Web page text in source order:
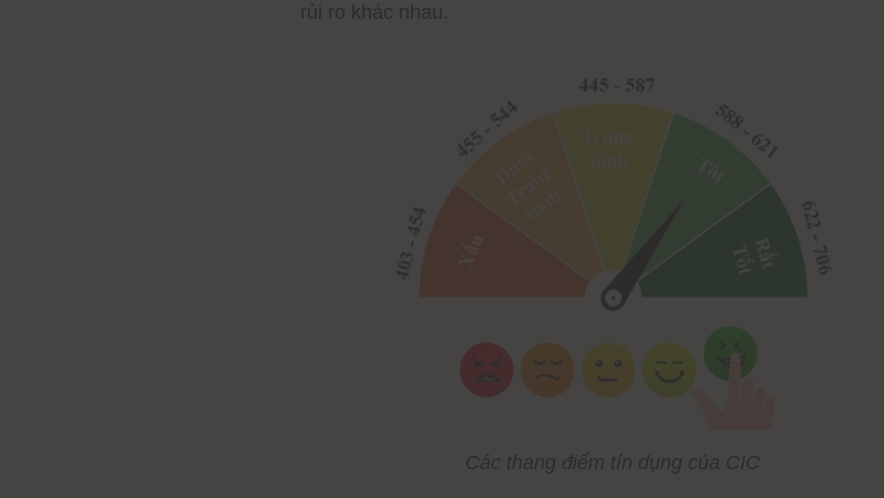
rủi ro khác nhau.
Các thang điểm tín dụng của CIC